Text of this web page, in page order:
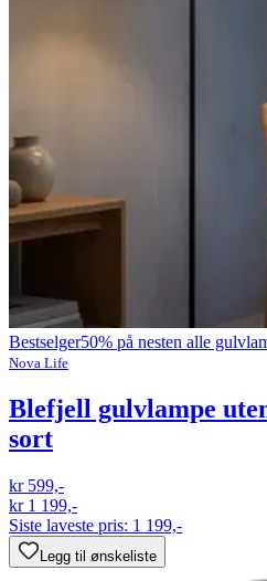
Bestselger50% på nesten alle
Nova Life
Blefjell gulvlampe
sort
kr 599,-
kr 1 199,-
Siste laveste pris: 1 199,-
Legg til ønskeliste